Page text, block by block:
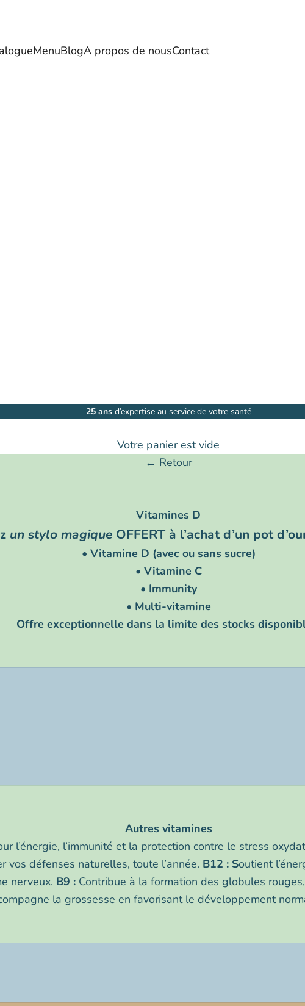
MenuBlogA propos de nousContact
25 ansd’expertise au service de votre santé
Votre panier est vide
← Retour
Vitamines D
un stylo magique OFFERT à l’achat d’un pot
• Vitamine D (avec ou sans sucre)
• Vitamine C
• Immunity
• Multi-vitamine
Offre exceptionnelle dans la limite des stocks
Autres vitamines
l’énergie, l’immunité et la protection contre le stress
vos défenses naturelles, toute l’année. B12 : Soutient
nerveux. B9 : Contribue à la formation des globules
la grossesse en favorisant le développement